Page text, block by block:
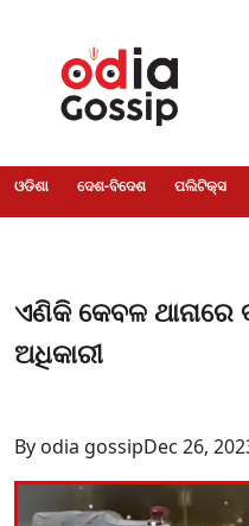
ଓଡିଶା ଦେଶ-ବିଦେଶ ପଲିଟିକ୍ସ
ଏଣିକି କେବଳ ଥାନାରେ
ଅଧିକାରୀ
By odia gossipDec 26,